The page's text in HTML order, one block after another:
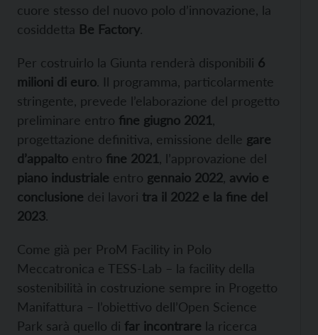
cuore stesso del nuovo polo d’innovazione, la
cosiddetta Be Factory.
Per costruirlo la Giunta renderà disponibili 6
milioni di euro. Il programma, particolarmente
stringente, prevede l’elaborazione del progetto
preliminare entro fine giugno 2021
progettazione definitiva, emissione delle gare
d’appalto entro fine 2021 , l’approvazione del
piano industriale entro gennaio 2022 avvio e
conclusione dei lavori tra il 2022 e la fine del
2023.
Come già per ProM Facility in Polo
Meccatronica e TESS-Lab – la facility della
sostenibilità in costruzione sempre in Progetto
Manifattura – l’obiettivo dell’Open Science
Park sarà quello di far incontrare la ricerca